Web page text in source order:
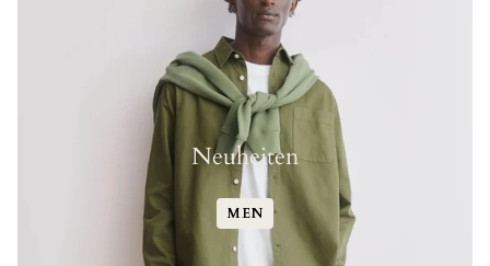
Neuheiten
MEN